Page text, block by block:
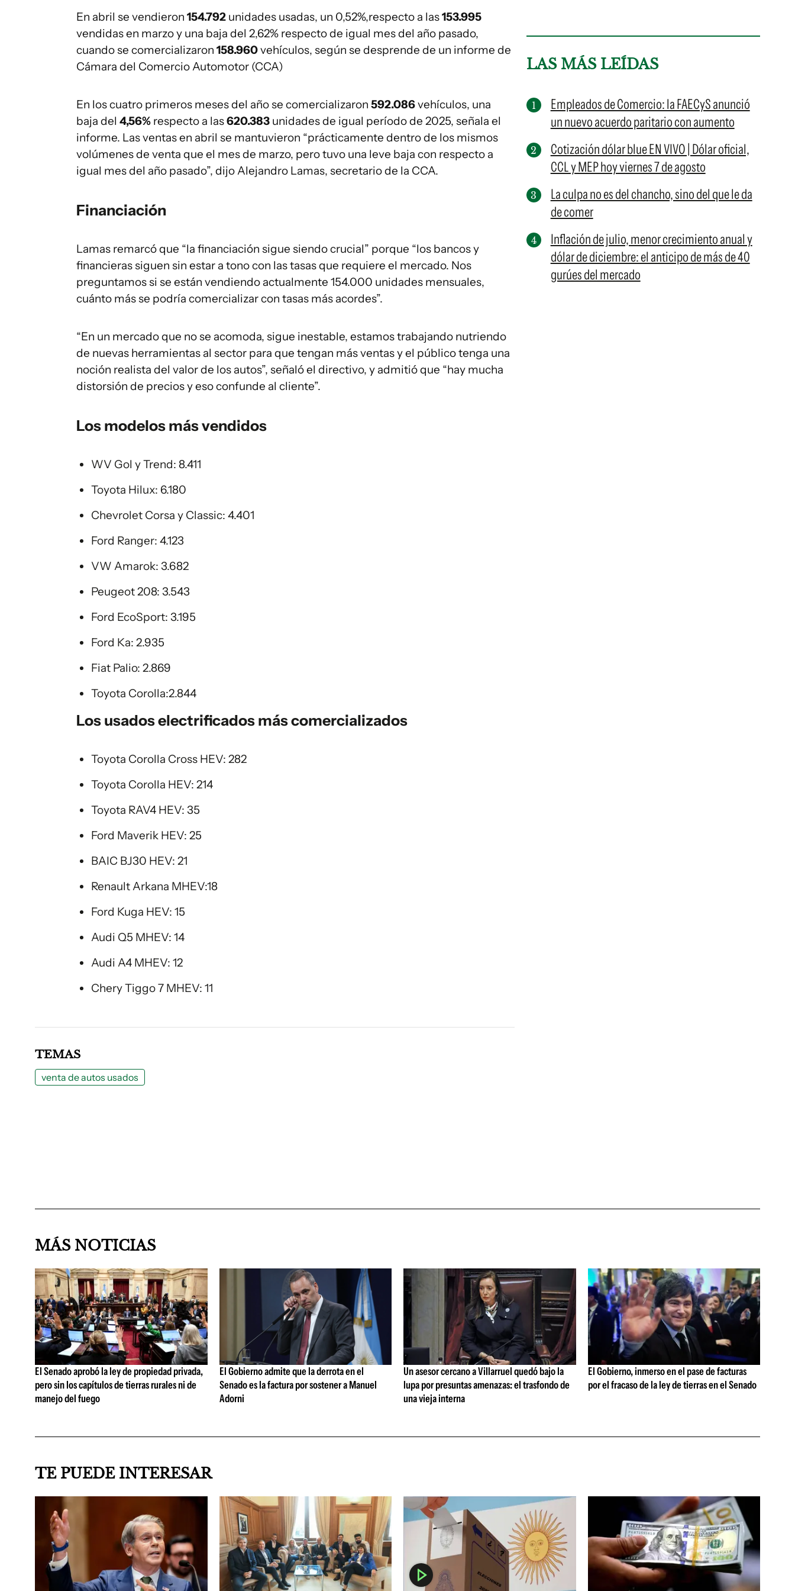
En abril se vendieron 154.792 unidades usadas, un 0,52%,respecto a las153.995
vendidas en marzo y una baja del 2,62% respecto de igual mes del año pasado,
cuando se comercializaron 158.960vehículos, según se desprende de un informe de
Cámara del Comercio Automotor (CCA)
En los cuatro primeros meses del año se comercializaron 592.086vehículos, una
baja del 4,56% respecto a las620.383 unidades de igual período de 2025, señala el
informe. Las ventas en abril se mantuvieron “prácticamente dentro de los mismos
volúmenes de venta que el mes de marzo, pero tuvo una leve baja con respecto a
igual mes del año pasado”, dijo Alejandro Lamas, secretario de la CCA.
Financiación
Lamas remarcó que “la financiación sigue siendo crucial” porque “los bancos y
financieras siguen sin estar a tono con las tasas que requiere el mercado. Nos
preguntamos si se están vendiendo actualmente 154.000 unidades mensuales,
cuánto más se podría comercializar con tasas más acordes”.
“En un mercado que no se acomoda, sigue inestable, estamos trabajando nutriendo
de nuevas herramientas al sector para que tengan más ventas y el público tenga una
noción realista del valor de los autos”, señaló el directivo, y admitió que “hay mucha
distorsión de precios y eso confunde al cliente”.
Los modelos más vendidos
WV Gol y Trend: 8.411
Toyota Hilux: 6.180
Chevrolet Corsa y Classic: 4.401
Ford Ranger: 4.123
VW Amarok: 3.682
Peugeot 208: 3.543
Ford EcoSport: 3.195
Ford Ka: 2.935
Fiat Palio: 2.869
Toyota Corolla:2.844
Los usados electrificados más comercializados
Toyota Corolla Cross HEV: 282
Toyota Corolla HEV: 214
Toyota RAV4 HEV: 35
Ford Maverik HEV: 25
BAIC BJ30 HEV: 21
Renault Arkana MHEV:18
Ford Kuga HEV: 15
Audi Q5 MHEV: 14
Audi A4 MHEV: 12
Chery Tiggo 7 MHEV: 11
TEMAS
venta de autos usados
LAS MÁS LEÍDAS
Empleados de Comercio: la FAECyS anunció
un nuevo acuerdo paritario con aumento
Cotización dólar blue EN VIVO | Dólar oficial,
CCL y MEP hoy viernes 7 de agosto
La culpa no es del chancho, sino del que le da
de comer
Inflación de julio, menor crecimiento anual y
dólar de diciembre: el anticipo de más de 40
gurúes del mercado
MÁS NOTICIAS
El Senado aprobó la ley de propiedad privada,
pero sin los capítulos de tierras rurales ni de
manejo del fuego
El Gobierno admite que la derrota en el
Senado es la factura por sostener a Manuel
Adorni
Un asesor cercano a Villarruel quedó bajo la
lupa por presuntas amenazas: el trasfondo de
una vieja interna
El Gobierno, inmerso en el pase de facturas
por el fracaso de la ley de tierras en el Senado
TE PUEDE INTERESAR